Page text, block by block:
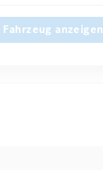
Fahrzeug anzeigen